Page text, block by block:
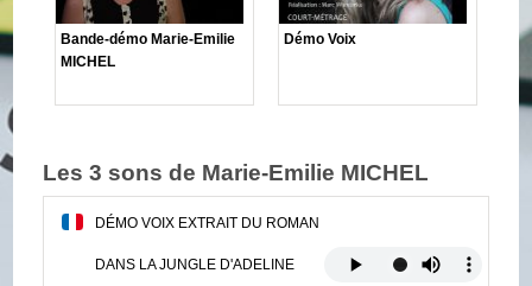
Bande-démo Marie-Emilie
MICHEL
Démo Voix
Les 3 sons de Marie-Emilie MICHEL
DÉMO VOIX EXTRAIT DU ROMAN
DANS LA JUNGLE D'ADELINE